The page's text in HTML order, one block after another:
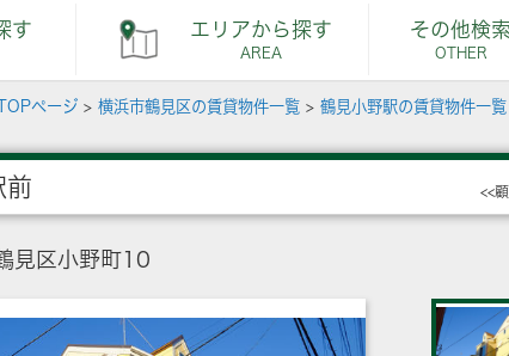
す エリアから探す
AREA
その他検索
OTHER
ページ > 横浜市鶴見区の賃貸物件一覧 > 鶴見小野駅の賃貸物件一覧
前 <<
見区小野町10